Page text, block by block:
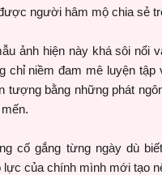
người hâm mộ chia sẻ
ảnh hiện này khá sôi nổi
chỉ niềm đam mê luyện
tượng bằng những phát
cố gắng từng ngày dù
lực của chính mình mới tạo